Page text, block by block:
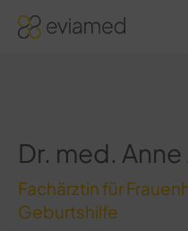
Dr. med.
Fachärztin für
Geburtshilfe